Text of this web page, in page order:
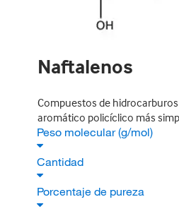
Naftalenos
Compuestos de
aromático policíclico más
Peso molecular (g/mol)
Cantidad
Porcentaje de pureza